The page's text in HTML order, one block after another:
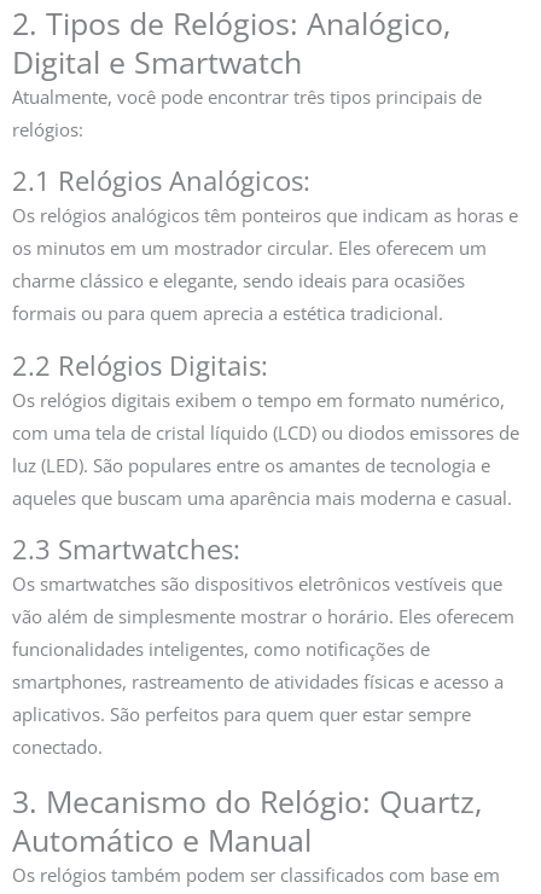
2. Tipos de Relógios: Analógico,
Digital e Smartwatch
Atualmente, você pode encontrar três tipos principais de
relógios:
2.1 Relógios Analógicos:
Os relógios analógicos têm ponteiros que indicam as horas e
os minutos em um mostrador circular. Eles oferecem um
charme clássico e elegante, sendo ideais para ocasiões
formais ou para quem aprecia a estética tradicional.
2.2 Relógios Digitais:
Os relógios digitais exibem o tempo em formato numérico,
com uma tela de cristal líquido (LCD) ou diodos emissores de
luz (LED). São populares entre os amantes de tecnologia e
aqueles que buscam uma aparência mais moderna e casual.
2.3 Smartwatches:
Os smartwatches são dispositivos eletrônicos vestíveis que
vão além de simplesmente mostrar o horário. Eles oferecem
funcionalidades inteligentes, como notificações de
smartphones, rastreamento de atividades físicas e acesso a
aplicativos. São perfeitos para quem quer estar sempre
conectado.
3. Mecanismo do Relógio: Quartz,
Automático e Manual
Os relógios também podem ser classificados com base em